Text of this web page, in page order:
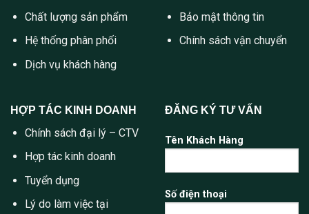
Chất lượng sản phẩm
Hệ thống phân phối
Dịch vụ khách hàng
Bảo mật thông tin
Chính sách vận chuyển
HỢP TÁC KINH DOANH
Chính sách đại lý – CTV
Hợp tác kinh doanh
Tuyển dụng
Lý do làm việc tại
ĐĂNG KÝ TƯ VẤN
Tên Khách Hàng
Số điện thoại